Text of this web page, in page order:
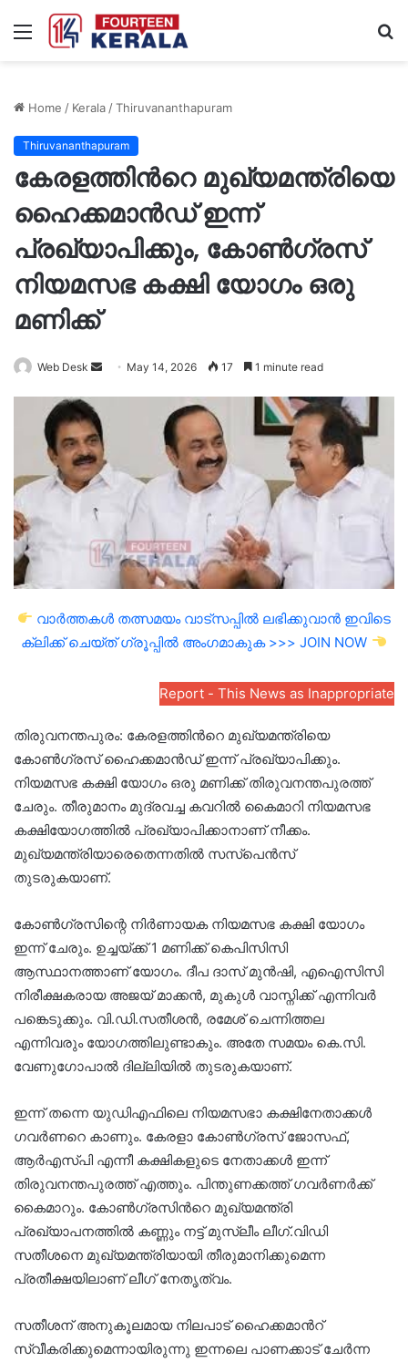
Menu
Home / Kerala/Thiruvananthapuram
Thiruvananthapuram
കേരളത്തിന്‍റെ മുഖ്യമന്ത്രിയെ
ഹൈക്കമാന്‍ഡ് ഇന്ന്
പ്രഖ്യാപിക്കും, കോൺ​ഗ്രസ്
നിയമസഭ കക്ഷി യോ​ഗം ഒരു
മണിക്ക്
Web Desk
Send May 14, 2026 17 1 minute read
വാർത്തകൾ തത്സമയം വാട്സപ്പിൽ ലഭിക്കുവാൻ ഇവിടെ
ക്ലിക്ക് ചെയ്ത് ഗ്രൂപ്പിൽ അംഗമാകുക >>> JOIN NOW
Report - This News as Inappropriate
തിരുവനന്തപുരം: കേരളത്തിന്‍റെ മുഖ്യമന്ത്രിയെ
കോണ്‍ഗ്രസ് ഹൈക്കമാന്‍ഡ് ഇന്ന് പ്രഖ്യാപിക്കും.
നിയമസഭ കക്ഷി യോഗം ഒരു മണിക്ക് തിരുവനന്തപുരത്ത്
ചേരും. തീരുമാനം മുദ്രവച്ച കവറില്‍ കൈമാറി നിയമസഭ
കക്ഷിയോഗത്തില്‍ പ്രഖ്യാപിക്കാനാണ് നീക്കം.
മുഖ്യമന്ത്രിയാരെതെന്നതില്‍ സസ്പെന്‍സ്
തുടരുകയാണ്.
കോൺഗ്രസിന്റെ നിർണായക നിയമസഭ കക്ഷി യോഗം
ഇന്ന് ചേരും. ഉച്ചയ്ക്ക് 1 മണിക്ക് കെപിസിസി
ആസ്ഥാനത്താണ് യോഗം. ദീപ ദാസ് മുൻഷി, എഐസിസി
നിരീക്ഷകരായ അജയ് മാക്കൻ, മുകുൾ വാസ്നിക്ക് എന്നിവർ
പങ്കെടുക്കും. വി.ഡി.സതീശൻ, രമേശ് ചെന്നിത്തല
എന്നിവരും യോഗത്തിലുണ്ടാകും. അതേ സമയം കെ.സി.
വേണുഗോപാൽ ദില്ലിയിൽ തുടരുകയാണ്.
ഇന്ന് തന്നെ യുഡിഎഫിലെ നിയമസഭാ കക്ഷിനേതാക്കൾ
ഗവർണറെ കാണും. കേരളാ കോൺഗ്രസ് ജോസഫ്,
ആർഎസ്പി എന്നീ കക്ഷികളുടെ നേതാക്കൾ ഇന്ന്
തിരുവനന്തപുരത്ത് എത്തും. പിന്തുണക്കത്ത് ഗവർണർക്ക്
കൈമാറും. കോണ്‍ഗ്രസിന്‍റെ മുഖ്യമന്ത്രി
പ്രഖ്യാപനത്തില്‍ കണ്ണും നട്ട് മുസ്ലീം ലീഗ്.വിഡി
സതീശനെ മുഖ്യമന്ത്രിയായി തീരുമാനിക്കുമെന്ന
പ്രതീക്ഷയിലാണ് ലീഗ് നേതൃത്വം.
സതീശന് അനുകൂലമായ നിലപാട് ഹൈക്കമാന്‍റ്
സ്വീകരിക്കുമെന്നായിരുന്നു ഇന്നലെ പാണക്കാട് ചേര്‍ന്ന